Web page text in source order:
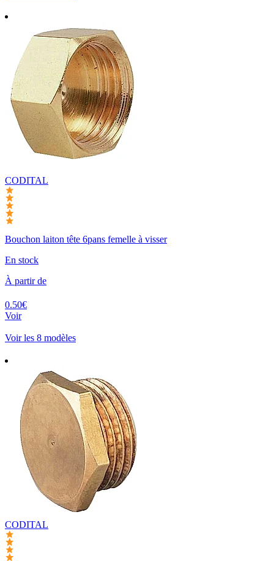
CODITAL
Bouchon laiton tête 6pans femelle à visser
En stock
À partir de
0.50€
Voir
Voir les 8 modèles
CODITAL